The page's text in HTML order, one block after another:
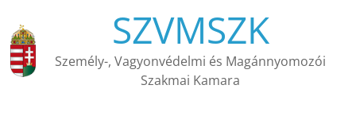
content
SZVMSZK
Személy-, Vagyonvédelmi és Magánnyomozói
Szakmai Kamara